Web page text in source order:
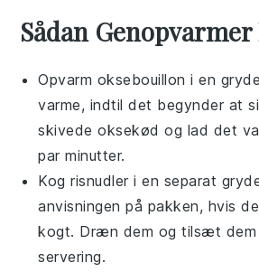
Sådan
Opvarm oksebouillon i en
varme, indtil det begynder at
skivedeoksekød og lad det
par minutter.
Kogrisnudler i en separat
anvisningen på pakken, hvis
kogt. Dræn dem og tilsæt dem
servering.